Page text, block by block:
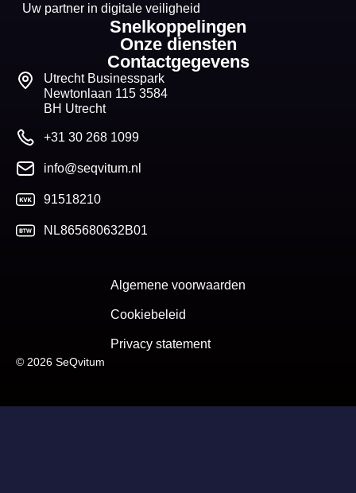
Uw partner in digitale veiligheid
Snelkoppelingen
Onze diensten
Contactgegevens
Utrecht Businesspark
Newtonlaan 115 3584
BH Utrecht
+31 30 268 1099
info@seqvitum.nl
91518210
NL865680632B01
© 2026 SeQvitum
Algemene voorwaarden
Cookiebeleid
Privacy statement